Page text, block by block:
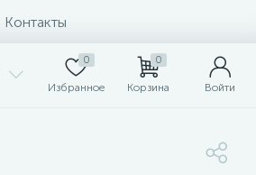
Контакты
0
Избранное
0
Корзина Войти